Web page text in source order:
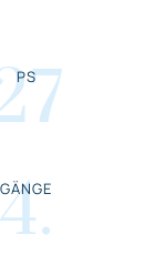
PS
4.
GÄNGE